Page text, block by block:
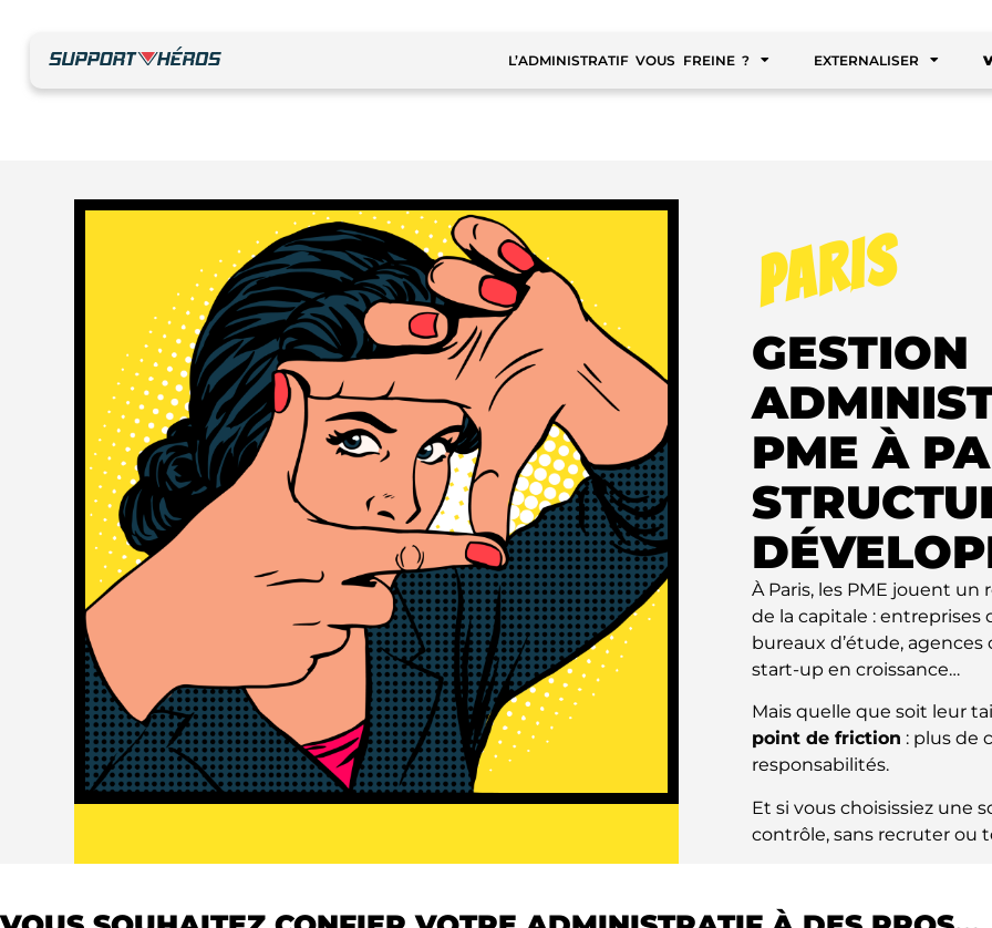
L’ADMINISTRATIF VOUS FREINE ? EXTERNALISER
PARIS
GESTION
PME À
À Paris, les PME jouent
de la capitale :
bureaux d’étude,
start-up en croissance…
Mais quelle que soit leur
point de friction : plus de
responsabilités.
Et si vous choisissiez une
contrôle, sans recruter ou